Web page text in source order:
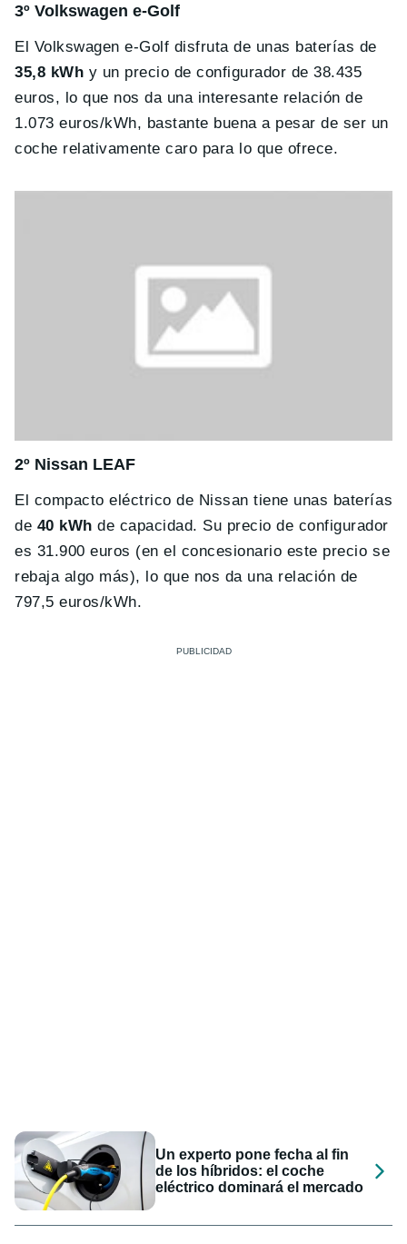
3º Volkswagen e-Golf
El Volkswagen e-Golf disfruta de unas baterías de
35,8 kWh y un precio de configurador de 38.435
euros, lo que nos da una interesante relación de
1.073 euros/kWh, bastante buena a pesar de ser un
coche relativamente caro para lo que ofrece.
2º Nissan LEAF
El compacto eléctrico de Nissan tiene unas baterías
de 40 kWh de capacidad. Su precio de configurador
es 31.900 euros (en el concesionario este precio se
rebaja algo más), lo que nos da una relación de
797,5 euros/kWh.
Un experto pone fecha al fin
de los híbridos: el coche
eléctrico dominará el mercado